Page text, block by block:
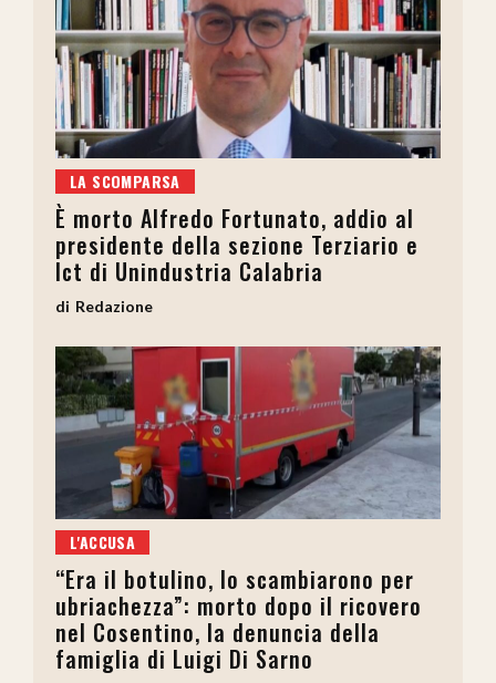
LA SCOMPARSA
È morto Alfredo Fortunato, addio al
presidente della sezione Terziario e
Ict di Unindustria Calabria
Redazione
L'ACCUSA
“Era il botulino, lo scambiarono per
ubriachezza”: morto dopo il ricovero
nel Cosentino, la denuncia della
famiglia di Luigi Di Sarno